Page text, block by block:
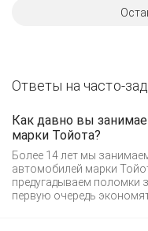
Ответы на часто-
Как давно вы
марки Тойота?
Более 14 лет мы
автомобилей марки
предугадываем поломки
первую очередь